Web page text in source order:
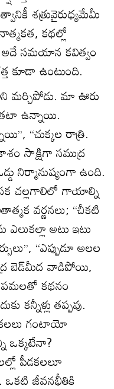
శత్రువైరుధ్యమేమీ
కథల్లో
సమయాన కవిత్వం
కూడా ఉంటుంది.
మర్చిపోడు. మా ఊరు
ఉన్నాయి.
‘‘చుక్కల రాత్రి.
సాక్షిగా సముద్ర
నిర్మానుష్యంగా ఉంది.
చల్లగాలిలో గాయాల్ని
వర్ణనలు; ‘‘చీకటి
అటు ఇటు
‘‘ఎప్పుడూ అలల
బెడ్‌మీద వాడిపోయి,
కథనం
కన్నీళ్లు తప్పవు.
కలలు గంటాయో
ఒక్కటేనా?
పీడకలలూ
జీవనభీతికి